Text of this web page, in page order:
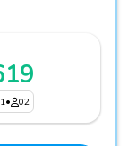
• 02